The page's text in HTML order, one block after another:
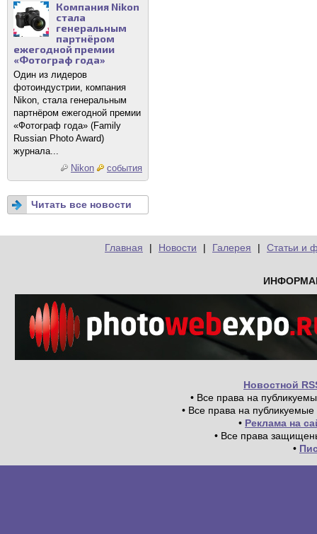
Компания Nikon
стала
генеральным
партнёром
ежегодной премии
«Фотограф года»
Один из лидеров
фотоиндустрии, компания
Nikon, стала генеральным
партнёром ежегодной премии
«Фотограф года» (Family
Russian Photo Award)
журнала...
Nikon
события
Читать все новости
Главная | Новости | Галерея | Статьи и
Новостной
• Все права на
• Все права на
• Реклама на
• Все права
•